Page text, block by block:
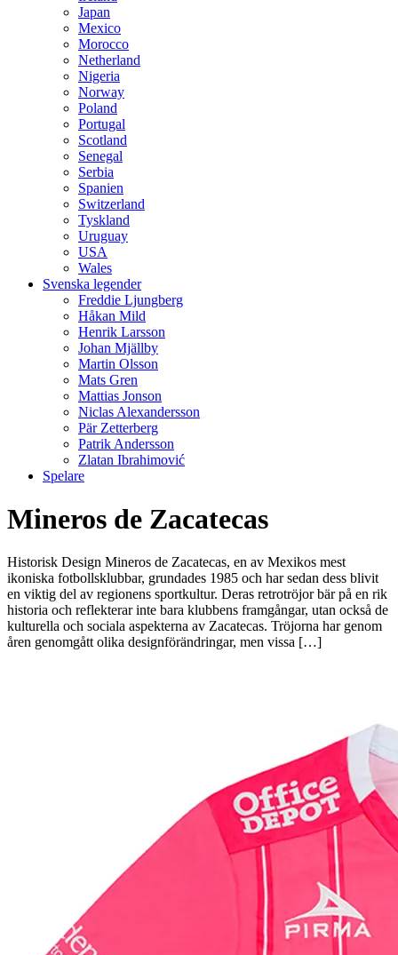
Japan
Mexico
Morocco
Netherland
Nigeria
Norway
Poland
Portugal
Scotland
Senegal
Serbia
Spanien
Switzerland
Tyskland
Uruguay
USA
Wales
Svenska legender
Freddie Ljungberg
Håkan Mild
Henrik Larsson
Johan Mjällby
Martin Olsson
Mats Gren
Mattias Jonson
Niclas Alexandersson
Pär Zetterberg
Patrik Andersson
Zlatan Ibrahimović
Spelare
Mineros de Zacatecas
Historisk Design Mineros de Zacatecas, en av Mexikos mest
ikoniska fotbollsklubbar, grundades 1985 och har sedan dess blivit
en viktig del av regionens sportkultur. Deras retrotröjor bär på en rik
historia och reflekterar inte bara klubbens framgångar, utan också de
kulturella och sociala aspekterna av Zacatecas. Tröjorna har genom
åren genomgått olika designförändringar, men vissa […]